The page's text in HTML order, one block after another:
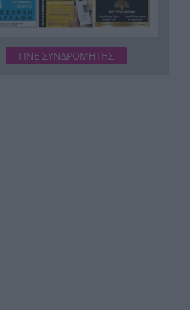
Ράλι για τον χρυσό: Έσπασε το
φράγμα των 4.300 δολαρίων
Ιός Δυτικού Νείλου: 65 τα
κρούσματα και 6 οι νεκροί
ΓΙΝΕ ΣΥΝΔΡΟΜΗΤΗΣ